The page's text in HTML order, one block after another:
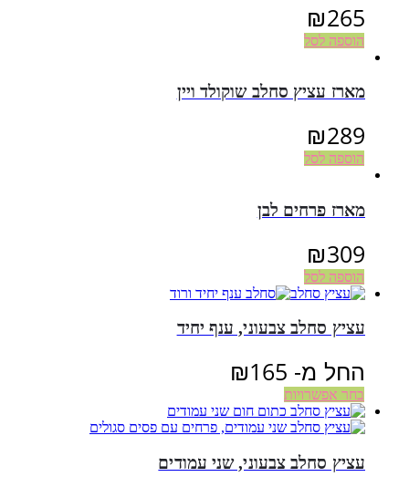
₪265
הוספה לסל
מארז עציץ סחלב שוקולד ויין
₪289
הוספה לסל
מארז פרחים לבן
₪309
הוספה לסל
עציץ סחלב צבעוני, ענף יחיד
החל מ- ₪165
בחר אפשרויות
עציץ סחלב צבעוני, שני עמודים